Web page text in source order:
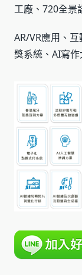
工廠、720全景
AR/VR應用、
獎系統、AI寫